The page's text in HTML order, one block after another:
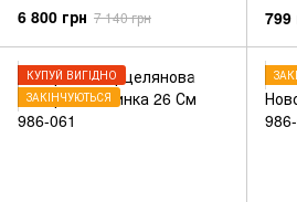
6 800 грн 7 140 грн 799
КУПУЙ ВИГІДНО
ЗАКІНЧУЮТЬСЯ